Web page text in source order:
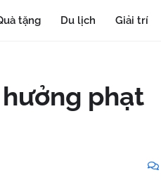
tặng Du lịch Giải trí
phạt